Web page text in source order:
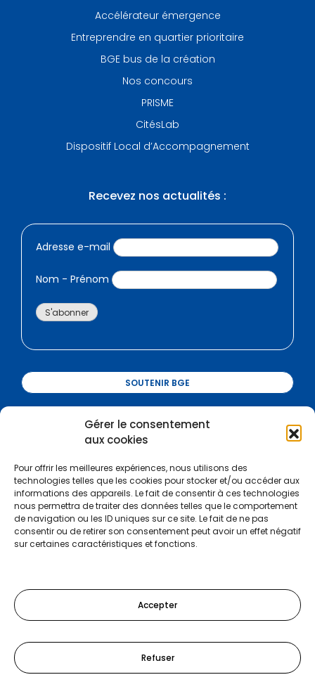
Gérer le consentement
aux cookies
Pour offrir les meilleures expériences, nous utilisons des
technologies telles que les cookies pour stocker et/ou accéder aux
informations des appareils. Le fait de consentir à ces technologies
nous permettra de traiter des données telles que le comportement
de navigation ou les ID uniques sur ce site. Le fait de ne pas
consentir ou de retirer son consentement peut avoir un effet négatif
sur certaines caractéristiques et fonctions.
Accepter
Refuser
Accélérateur émergence
Entreprendre en quartier prioritaire
BGE bus de la création
Nos concours
PRISME
CitésLab
Dispositif Local d’Accompagnement
Recevez nos actualités :
Adresse e-mail
Nom - Prénom
SOUTENIR BGE
Certifications :
Tel :03 81 47 97 00-Mail :info@bgefc.org